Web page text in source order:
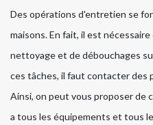
Des opérations d'entretien se
maisons. En fait, il est
nettoyage et de débouchages
ces tâches, il faut contacter des
Ainsi, on peut vous proposer de
a tous les équipements et tous